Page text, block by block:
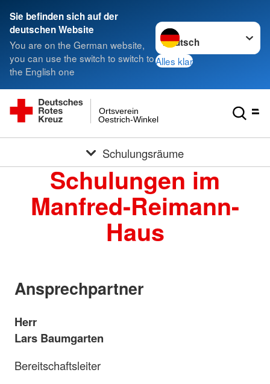
Sie befinden sich auf der
deutschen Website
You are on the German website,
you can use the switch to switch to
the English one
Sprache wechseln zu
Alles klar
Oestrich-Winkel
Ortsverein
Schulungsräume
Schulungen im
Manfred-Reimann-
Haus
Ansprechpartner
Herr
Lars Baumgarten
Bereitschaftsleiter